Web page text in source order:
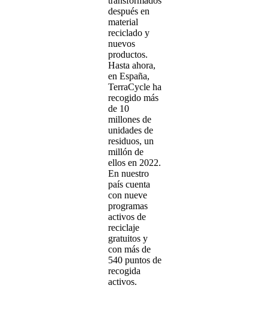
después en
material
reciclado y
nuevos
productos.
Hasta ahora,
en España,
TerraCycle ha
recogido más
de 10
millones de
unidades de
residuos, un
millón de
ellos en 2022.
En nuestro
país cuenta
con nueve
programas
activos de
reciclaje
gratuitos y
con más de
540 puntos de
recogida
activos.